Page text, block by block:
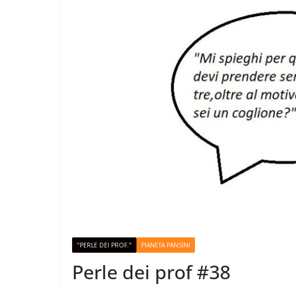
"PERLE DEI PROF." PIANETA PANSINI
Perle dei prof #38
Incontro sul referendum per la riforma della